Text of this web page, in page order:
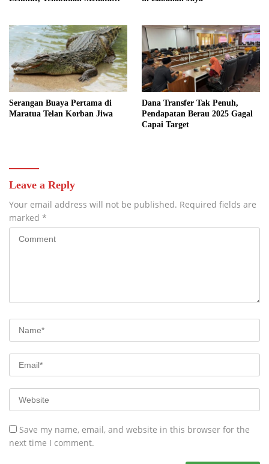
Serangan Buaya Pertama di
Maratua Telan Korban Jiwa
Dana Transfer Tak Penuh,
Pendapatan Berau 2025 Gagal
Capai Target
Leave a Reply
Your email address will not be published. Required fields are
marked *
Save my name, email, and website in this browser for the
next time I comment.